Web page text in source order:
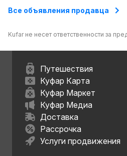
Все объявления продавца
Kufar не несет ответственности за
Путешествия
Куфар Карта
Куфар Маркет
Куфар Медиа
Доставка
Рассрочка
Услуги продвижения